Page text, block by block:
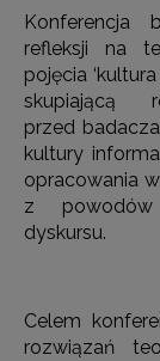
Konferencja
refleksji na
pojęcia
skupiającą
przed
kultury
opracowania
z powodów
dyskursu.
Celem
rozwiązań